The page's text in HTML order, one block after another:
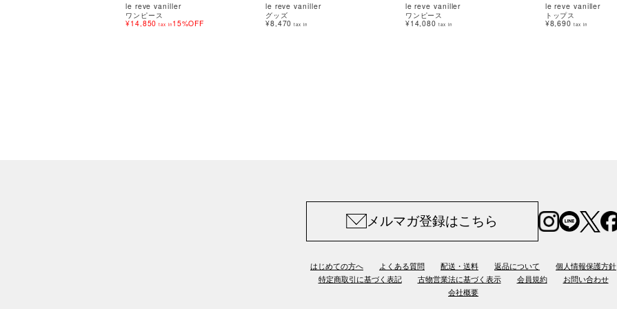
le reve vaniller
ワンピース
¥14,850 tax in 15%OFF
le reve vaniller
グッズ
¥8,470 tax in
le reve vaniller
ワンピース
¥14,080 tax in
le reve vaniller
トップス
¥8,690 tax in
メルマガ登録はこちら
はじめての方へ よくある質問 配送・送料 返品について
個人情報保護方針
特定商取引に基づく表記
古物営業法に基づく表示 会員規約
お問い合わせ
会社概要